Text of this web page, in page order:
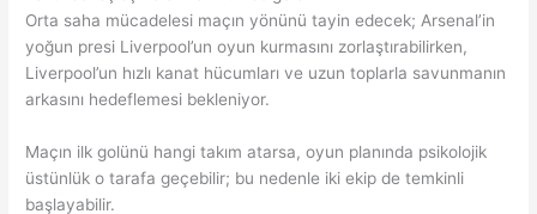
Orta saha mücadelesi maçın yönünü tayin edecek; Arsenal’in
yoğun presi Liverpool’un oyun kurmasını zorlaştırabilirken,
Liverpool’un hızlı kanat hücumları ve uzun toplarla savunmanın
arkasını hedeflemesi bekleniyor.
Maçın ilk golünü hangi takım atarsa, oyun planında psikolojik
üstünlük o tarafa geçebilir; bu nedenle iki ekip de temkinli
başlayabilir.